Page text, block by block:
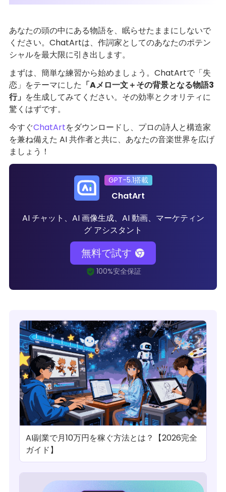
あなたの頭の中にある物語を、眠らせたままにしないで
ください。ChatArtは、作詞家としてのあなたのポテン
シャルを最大限に引き出します。
まずは、簡単な練習から始めましょう。ChatArtで「失
恋」をテーマにした 「Aメロ一文＋その背景となる物語3
行」 を生成してみてください。その効率とクオリティに
驚くはずです。
今すぐChatArtをダウンロードし、プロの詩人と構造家
を兼ね備えた AI 共作者と共に、あなたの音楽世界を広げ
ましょう！
GPT-5.1搭載
ChatArt
AI チャット、AI 画像生成、AI 動画、マーケティン
グ アシスタント
無料で試す
AI副業で月10万円を稼ぐ方法とは？【2026完全
ガイド】